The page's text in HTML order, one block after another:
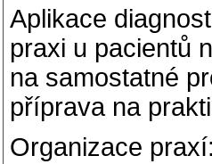
Aplikace
praxi u pacientů
na samostatné
příprava na
Organizace praxí: